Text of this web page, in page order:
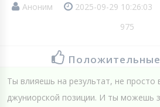
Аноним 2025-09-29 10:26:03
975
Ты влияешь на результат, не просто
джуниорской позиции. И ты можешь